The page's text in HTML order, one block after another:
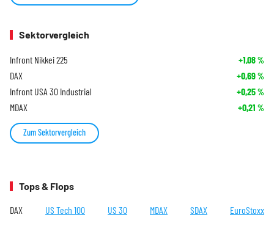
Sektorvergleich
Infront Nikkei 225 +1,08%
DAX +0,69%
Infront USA 30 Industrial +0,25%
MDAX +0,21 %
Zum Sektorvergleich
Tops & Flops
DAX US Tech 100 US 30 MDAX SDAX EuroStoxx